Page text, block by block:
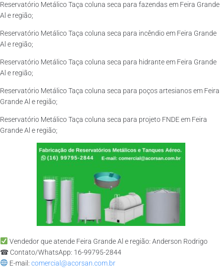
Reservatório Metálico Taça coluna seca para fazendas em Feira Grande
Al e região;
Reservatório Metálico Taça coluna seca para incêndio em Feira Grande
Al e região;
Reservatório Metálico Taça coluna seca para hidrante em Feira Grande
Al e região;
Reservatório Metálico Taça coluna seca para poços artesianos em Feira
Grande Al e região;
Reservatório Metálico Taça coluna seca para projeto FNDE em Feira
Grande Al e região;
Vendedor que atende Feira Grande Al e região: Anderson Rodrigo
☎ Contato/WhatsApp: 16-99795-2844
E-mail: comercial@acorsan.com.br